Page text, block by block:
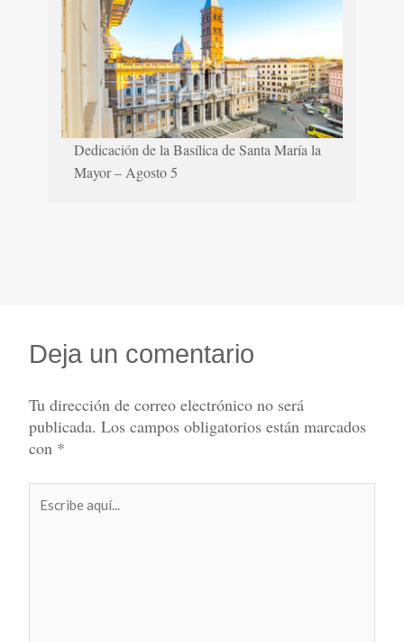
Dedicación de la Basílica de Santa María la
Mayor – Agosto 5
Deja un comentario
Tu dirección de correo electrónico no será
publicada. Los campos obligatorios están marcados
con *
aquí...